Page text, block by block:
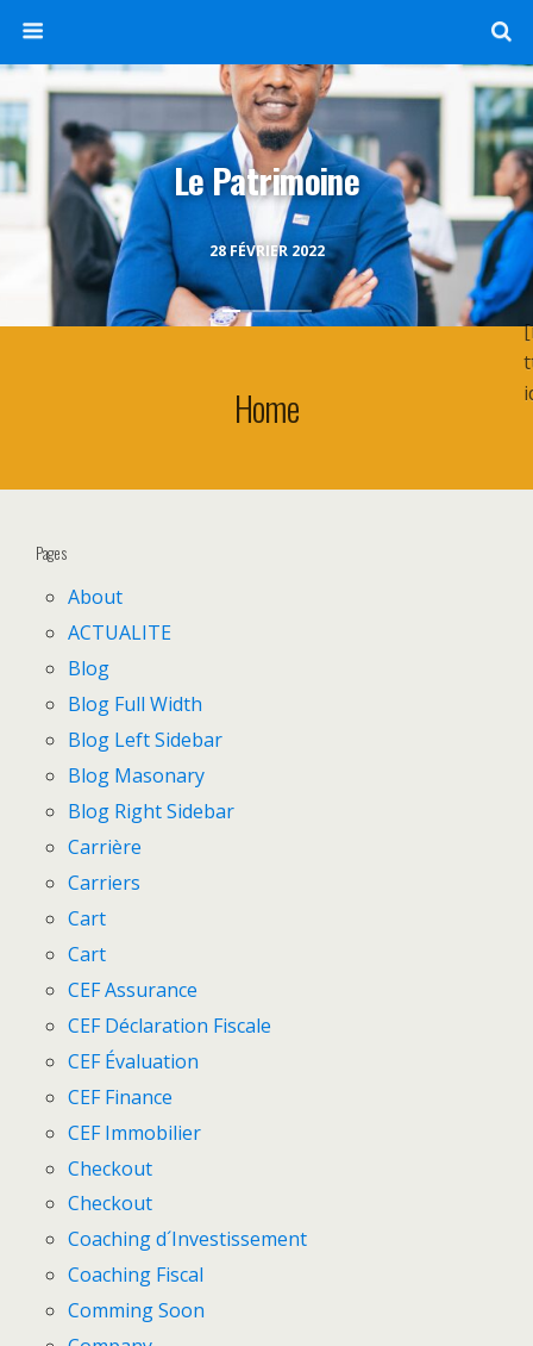
28 FÉVRIER 2022
Le Patrimoine
Home
Pages
About
ACTUALITE
Blog
Blog Full Width
Blog Left Sidebar
Blog Masonary
Blog Right Sidebar
Carrière
Carriers
Cart
Cart
CEF Assurance
CEF Déclaration Fiscale
CEF Évaluation
CEF Finance
CEF Immobilier
Checkout
Checkout
Coaching d´Investissement
Coaching Fiscal
Comming Soon